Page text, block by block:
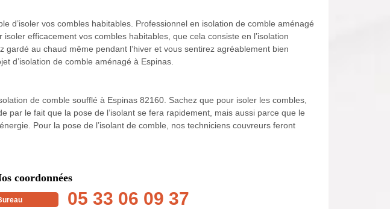
d’isoler vos combles habitables. Professionnel en isolation de comble aménagé
efficacement vos combles habitables, que cela consiste en l’isolation
au chaud même pendant l’hiver et vous sentirez agréablement bien
d’isolation de comble aménagé à Espinas.
de comble soufflé à Espinas 82160. Sachez que pour isoler les combles,
le fait que la pose de l’isolant se fera rapidement, mais aussi parce que le
Pour la pose de l’isolant de comble, nos techniciens couvreurs feront
coordonnées
05 33 06 09 37